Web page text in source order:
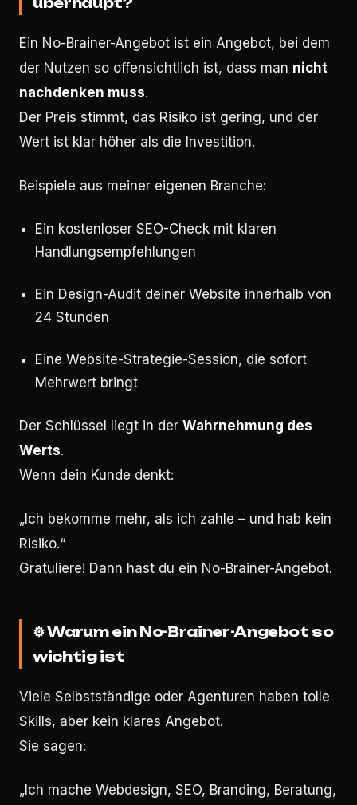
Ein No-Brainer-Angebot ist ein Angebot, bei dem
der Nutzen so offensichtlich ist, dass man nicht
nachdenken muss.
Der Preis stimmt, das Risiko ist gering, und der
Wert ist klar höher als die Investition.
Beispiele aus meiner eigenen Branche:
Ein kostenloser SEO-Check mit klaren
Handlungsempfehlungen
Ein Design-Audit deiner Website innerhalb von
24 Stunden
Eine Website-Strategie-Session, die sofort
Mehrwert bringt
Der Schlüssel liegt in der Wahrnehmung des
Werts.
Wenn dein Kunde denkt:
„Ich bekomme mehr, als ich zahle – und hab kein
Risiko.“
Gratuliere! Dann hast du ein No-Brainer-Angebot.
⚙️Warum ein No-Brainer-Angebot so
wichtig ist
Viele Selbstständige oder Agenturen haben tolle
Skills, aber kein klares Angebot.
Sie sagen:
„Ich mache Webdesign, SEO, Branding, Beratung,